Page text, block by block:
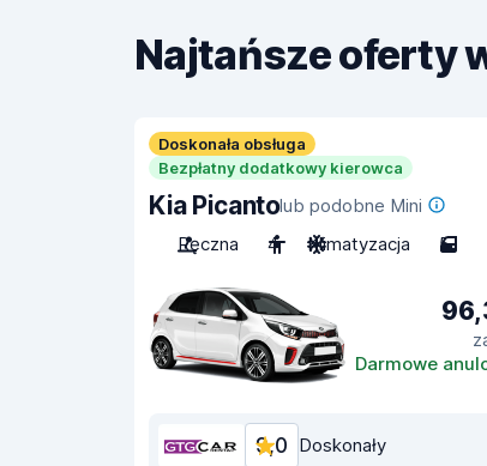
Najtańsze oferty
Doskonała obsługa
Bezpłatny dodatkowy kierowca
Kia Picantolub podobne Mini
Ręczna
4 Klimatyzacja 5
Darmowe
9,0 Doskonały